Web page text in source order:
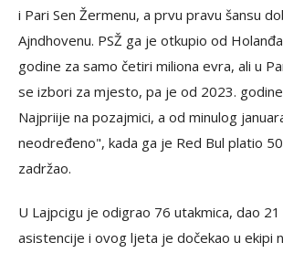
i Pari Sen Žermenu, a prvu pravu šansu
Ajndhovenu. PSŽ ga je otkupio od
godine za samo četiri miliona evra, ali u
se izbori za mjesto, pa je od 2023. godine
Najpriije na pozajmici, a od minulog
neodređeno", kada ga je Red Bul platio
zadržao.
U Lajpcigu je odigrao 76 utakmica, dao
asistencije i ovog ljeta je dočekao u ekipi